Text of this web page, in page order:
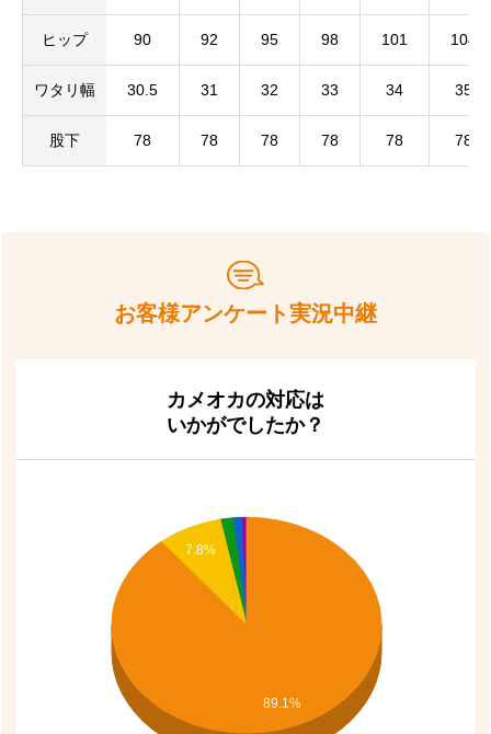
ヒップ 90 92 95 98 101 104
ワタリ幅 30.5 31 32 33 34 35
股下 78 78 78 78 78 78